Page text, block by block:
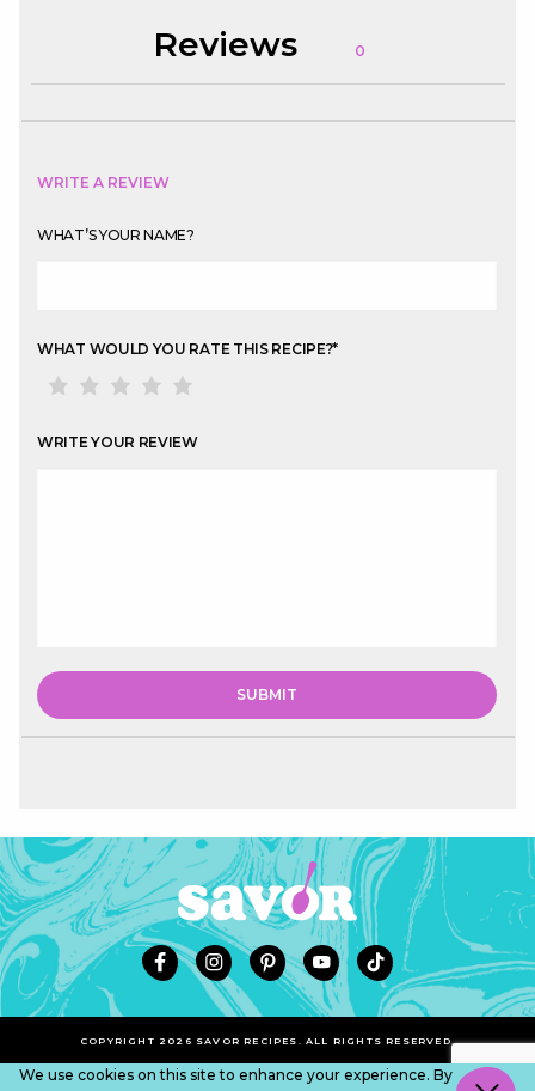
Reviews 0
WRITE A REVIEW
WHAT’S YOUR NAME?
WHAT WOULD YOU RATE THIS RECIPE?*
WRITE YOUR REVIEW
COPYRIGHT 2026 SAVOR RECIPES. ALL RIGHTS RESERVED.
We use cookies on this site to enhance your experience. By